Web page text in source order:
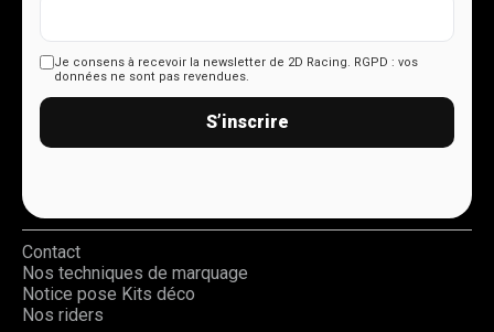
Je consens à recevoir la newsletter de 2D Racing. RGPD : vos
données ne sont pas revendues.
S’inscrire
Contact
Nos techniques de marquage
Notice pose Kits déco
Nos riders